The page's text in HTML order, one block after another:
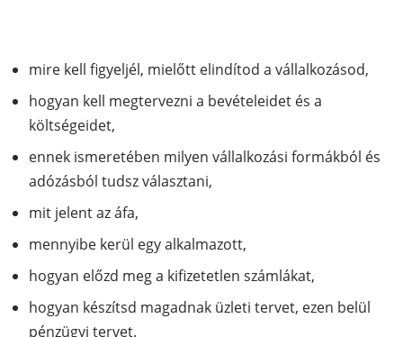
mire kell figyeljél, mielőtt elindítod a vállalkozásod,
hogyan kell megtervezni a bevételeidet és a
költségeidet,
ennek ismeretében milyen vállalkozási formákból és
adózásból tudsz választani,
mit jelent az áfa,
mennyibe kerül egy alkalmazott,
hogyan előzd meg a kifizetetlen számlákat,
hogyan készítsd magadnak üzleti tervet, ezen belül
pénzügyi tervet.